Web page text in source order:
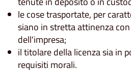
le cose trasportate, per
siano in stretta attinenza
dell'impresa;
il titolare della licenza sia in
requisiti morali.